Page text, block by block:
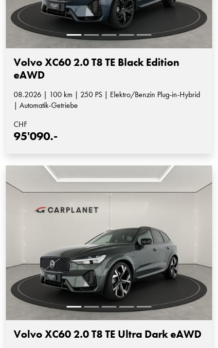
Volvo XC60 2.0 T8 TE Black Edition
eAWD
08.2026 | 100 km | 250 PS | Elektro/Benzin Plug-in-Hybrid
| Automatik-Getriebe
CHF
95'090.-
Volvo XC60 2.0 T8 TE Ultra Dark eAWD